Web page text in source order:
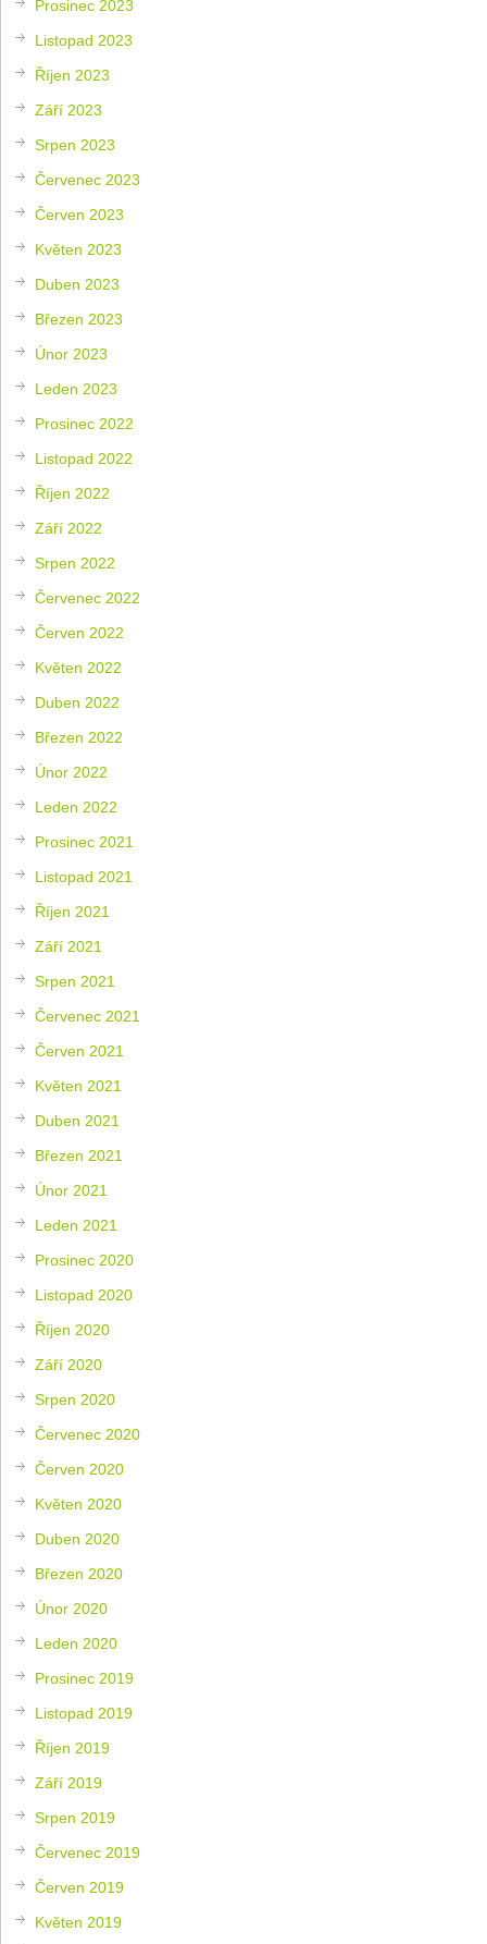
Prosinec 2023
Listopad 2023
Říjen 2023
Září 2023
Srpen 2023
Červenec 2023
Červen 2023
Květen 2023
Duben 2023
Březen 2023
Únor 2023
Leden 2023
Prosinec 2022
Listopad 2022
Říjen 2022
Září 2022
Srpen 2022
Červenec 2022
Červen 2022
Květen 2022
Duben 2022
Březen 2022
Únor 2022
Leden 2022
Prosinec 2021
Listopad 2021
Říjen 2021
Září 2021
Srpen 2021
Červenec 2021
Červen 2021
Květen 2021
Duben 2021
Březen 2021
Únor 2021
Leden 2021
Prosinec 2020
Listopad 2020
Říjen 2020
Září 2020
Srpen 2020
Červenec 2020
Červen 2020
Květen 2020
Duben 2020
Březen 2020
Únor 2020
Leden 2020
Prosinec 2019
Listopad 2019
Říjen 2019
Září 2019
Srpen 2019
Červenec 2019
Červen 2019
Květen 2019